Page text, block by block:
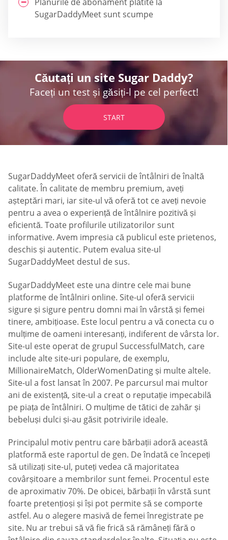
SugarDaddyMeet sunt scumpe
Căutați un site Sugar Daddy?
Faceți un test și găsiți-l pe cel perfect!
START
SugarDaddyMeet oferă servicii de întâlniri de înaltă
calitate. În calitate de membru premium, aveți
așteptări mari, iar site-ul vă oferă tot ce aveți nevoie
pentru a avea o experiență de întâlnire pozitivă și
eficientă. Toate profilurile utilizatorilor sunt
informative. Avem impresia că publicul este prietenos,
deschis și autentic. Putem evalua site-ul
SugarDaddyMeet destul de sus.
SugarDaddyMeet este una dintre cele mai bune
platforme de întâlniri online. Site-ul oferă servicii
sigure și sigure pentru domni mai în vârstă și femei
tinere, ambițioase. Este locul pentru a vă conecta cu o
mulțime de oameni interesanți, indiferent de vârsta lor.
Site-ul este operat de grupul SuccessfulMatch, care
include alte site-uri populare, de exemplu,
MillionaireMatch, OlderWomenDating și multe altele.
Site-ul a fost lansat în 2007. Pe parcursul mai multor
ani de existență, site-ul a creat o reputație impecabilă
pe piața de întâlniri. O mulțime de tătici de zahăr și
bebeluși dulci și-au găsit potrivirile ideale.
Principalul motiv pentru care bărbații adoră această
platformă este raportul de gen. De îndată ce începeți
să utilizați site-ul, puteți vedea că majoritatea
covârșitoare a membrilor sunt femei. Procentul este
de aproximativ 70%. De obicei, bărbații în vârstă sunt
foarte pretențioși și își pot permite să se comporte
astfel. Au o alegere masivă de femei înregistrate pe
site. Nu ar trebui să vă fie frică să rămâneți fără o